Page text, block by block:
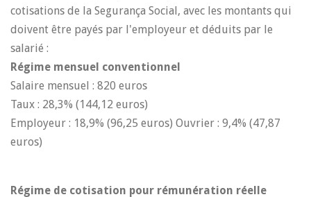
cotisations de la Segurança Social, avec les montants qui
doivent être payés par l'employeur et déduits par le
salarié :
Régime mensuel conventionnel
Salaire mensuel : 820 euros
Taux : 28,3% (144,12 euros)
Employeur : 18,9% (96,25 euros) Ouvrier : 9,4% (47,87
euros)
Régime de cotisation pour rémunération réelle